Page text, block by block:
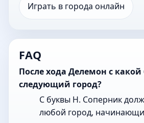
Играть в города онлайн
FAQ
После хода Делемон с
следующий город?
С буквы Н. Соперник
любой город,